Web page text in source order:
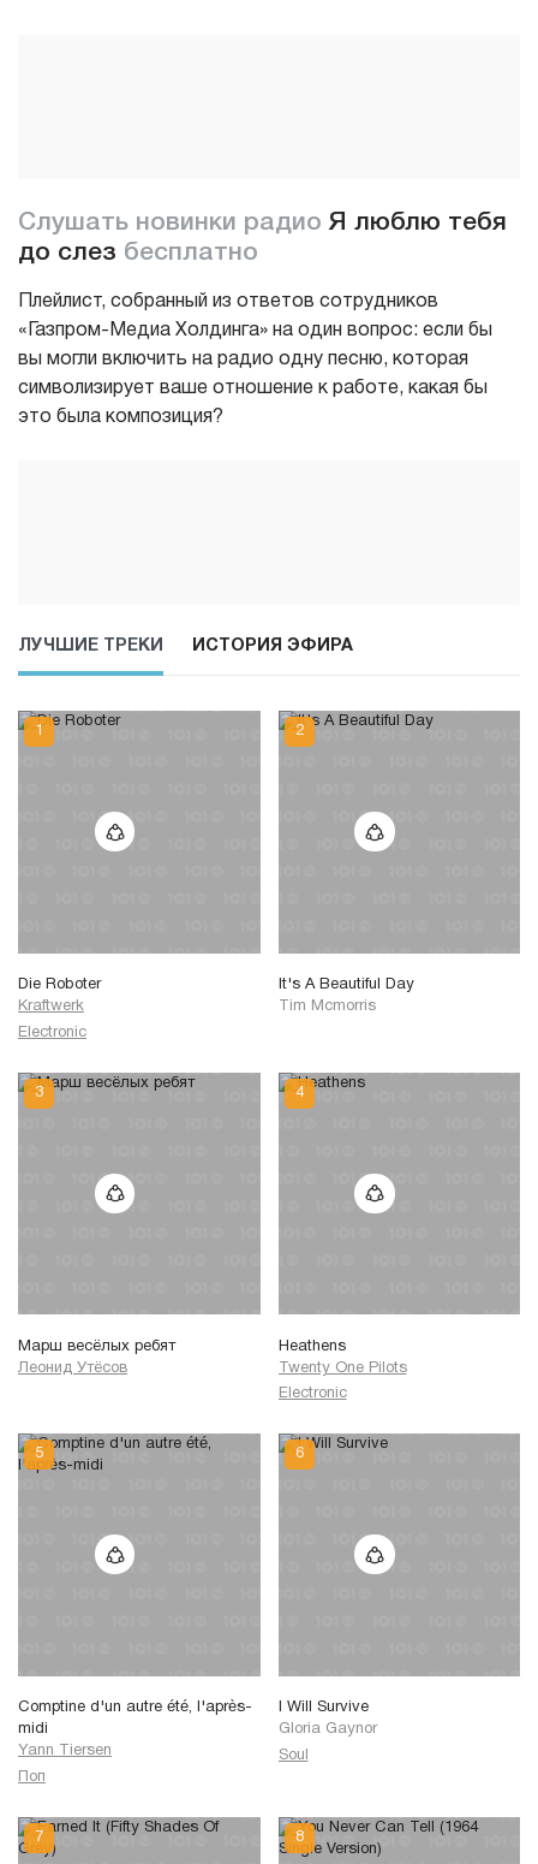
Слушать новинки радио Я люблю тебя
до слез бесплатно
Плейлист, собранный из ответов сотрудников
«Газпром-Медиа Холдинга» на один вопрос: если бы
вы могли включить на радио одну песню, которая
символизирует ваше отношение к работе, какая бы
это была композиция?
ЛУЧШИЕ ТРЕКИ ИСТОРИЯ ЭФИРА
Die Roboter
Kraftwerk
Electronic
It's A Beautiful Day
Tim Mcmorris
Марш весёлых ребят
Леонид Утёсов
Heathens
Twenty One Pilots
Electronic
Comptine d'un autre été, l'après-
midi
Yann Tiersen
Поп
I Will Survive
Gloria Gaynor
Soul